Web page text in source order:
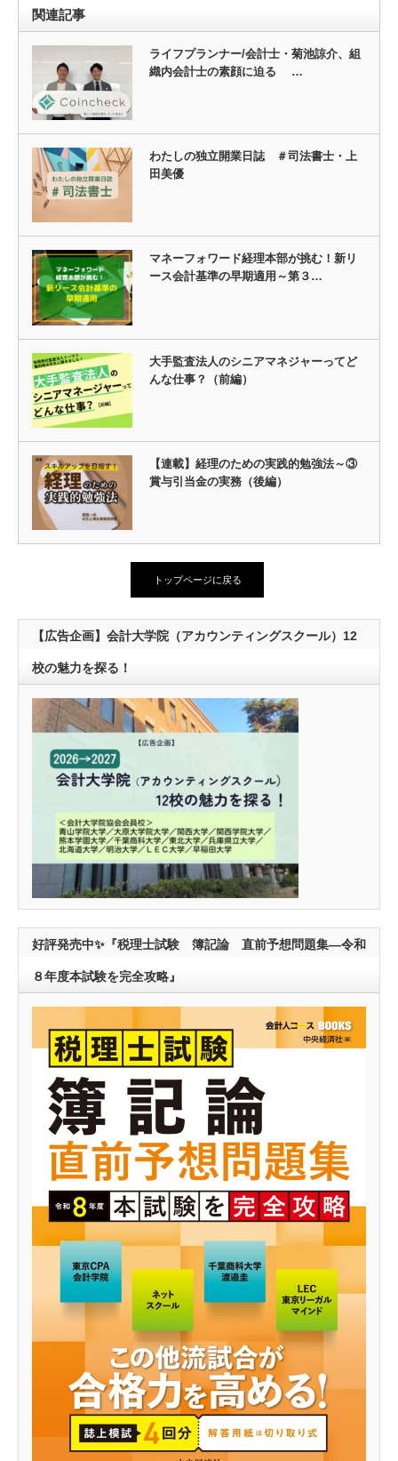
関連記事
ライフプランナー/会計士・菊池諒介、組
織内会計士の素顔に迫る …
わたしの独立開業日誌 ＃司法書士・上
田美優
マネーフォワード経理本部が挑む！新リ
ース会計基準の早期適用～第３…
大手監査法人のシニアマネジャーってど
んな仕事？（前編）
【連載】経理のための実践的勉強法～③
賞与引当金の実務（後編）
トップページに戻る
【広告企画】会計大学院（アカウンティングスクール）12
校の魅力を探る！
好評発売中✨『税理士試験 簿記論 直前予想問題集―令和
８年度本試験を完全攻略』